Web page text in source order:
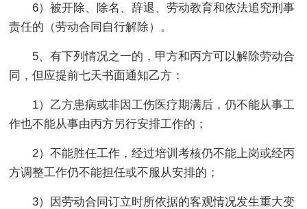
6）被开除、除名、辞退、劳动教育和依法追究刑事
责任的（劳动合同自行解除）。
5、有下列情况之一的，甲方和丙方可以解除劳动合
同，但应提前七天书面通知乙方：
1）乙方患病或非因工伤医疗期满后，仍不能从事工
作也不能从事由丙方另行安排工作的；
2）不能胜任工作，经过培训考核仍不能上岗或经丙
方调整工作仍不能担任或不服从安排的；
3）因劳动合同订立时所依据的客观情况发生重大变